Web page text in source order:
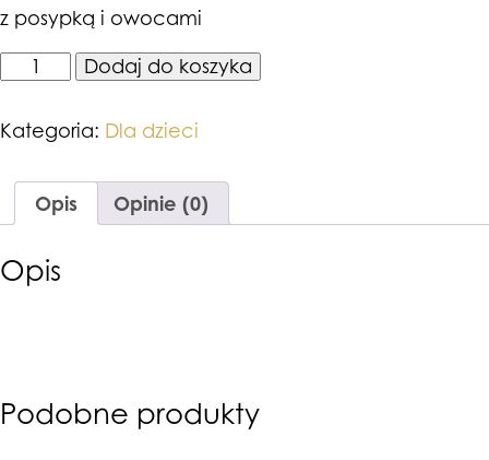
z posypką i owocami
ilość
NALEŚNIKI
KREMEM
CZEKOLADOWO-
Dodaj do koszyka
Kategoria: Dla dzieci
Opis Opinie (0)
Opis
Podobne produkty